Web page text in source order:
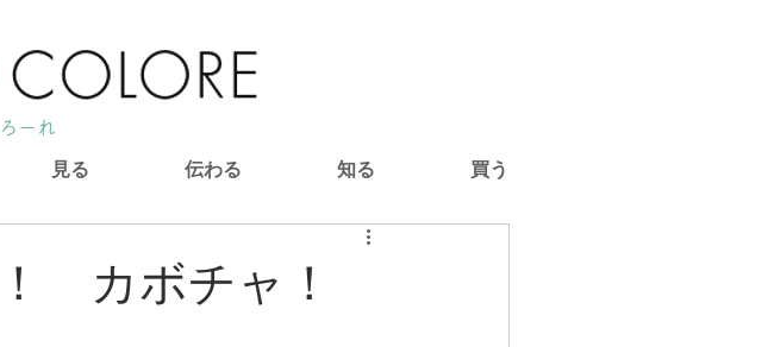
ーれ
見る 伝わる 知る 買う
カボチャ！